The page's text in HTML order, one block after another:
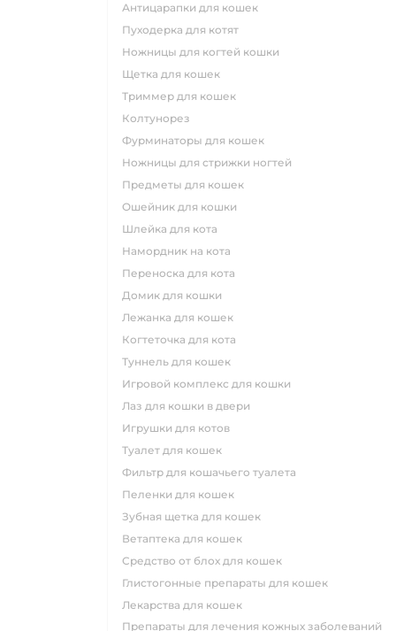
антицарапки для кошек
пуходерка для котят
ножницы для когтей кошки
щетка для кошек
триммер для кошек
колтунорез
фурминаторы для кошек
ножницы для стрижки ногтей
предметы для кошек
ошейник для кошки
шлейка для кота
намордник на кота
переноска для кота
домик для кошки
лежанка для кошек
когтеточка для кота
туннель для кошек
игровой комплекс для кошки
лаз для кошки в двери
игрушки для котов
туалет для кошек
фильтр для кошачьего туалета
пеленки для кошек
зубная щетка для кошек
ветаптека для кошек
средство от блох для кошек
глистогонные препараты для кошек
лекарства для кошек
препараты для лечения кожных заболеваний